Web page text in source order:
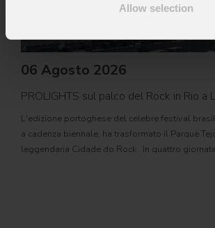
Allow selection
06 Agosto 2026
PROLIGHTS sul palco del Rock in Rio a
L'edizione portoghese del celebre festival
a cadenza biennale, ha trasformato il Parque
leggendaria Cidade do Rock . In quattro